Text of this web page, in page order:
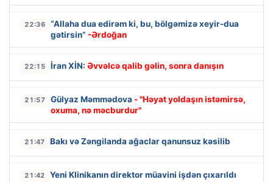
22:36
“Allaha dua edirəm ki, bu, bölgəmizə xeyir-dua
gətirsin” -Ərdoğan
22:15 İran XİN: Əvvəlcə qalib gəlin, sonra danışın
21:57 Gülyaz Məmmədova - "Həyat yoldaşın istəmirsə,
oxuma, nə məcburdur"
21:47 Bakı və Zəngilanda ağaclar qanunsuz kəsilib
21:42 Yeni Klinikanın direktor müavini işdən çıxarıldı